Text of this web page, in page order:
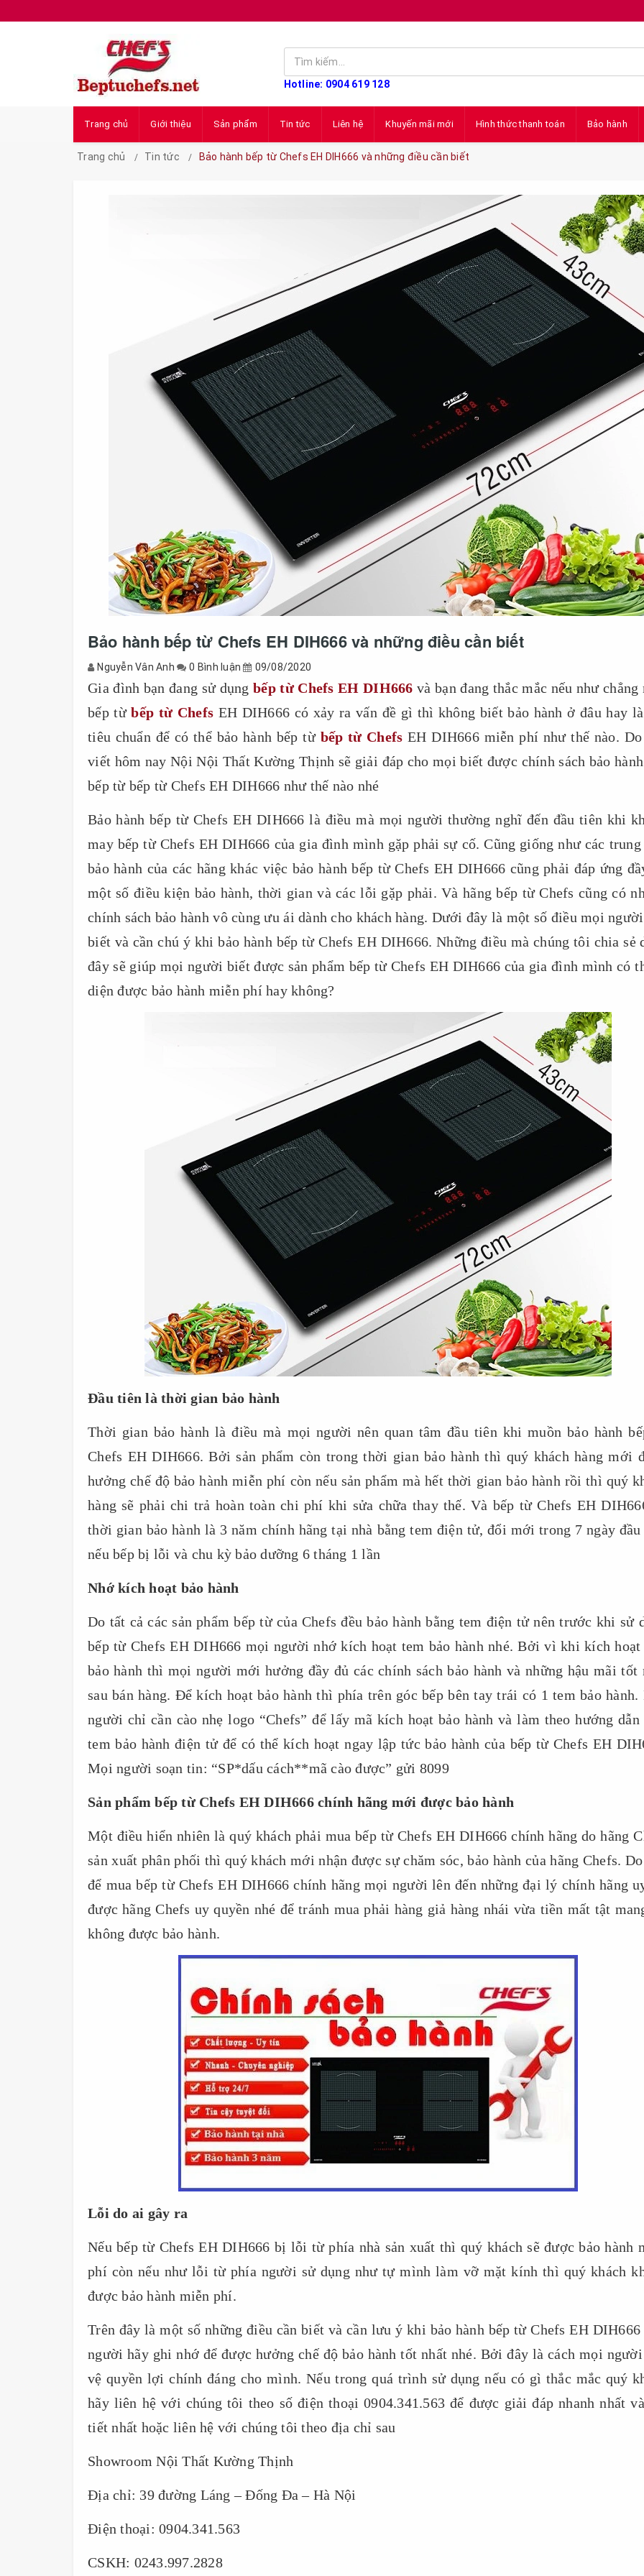
Hotline: 0904 619 128
Trang chủ Giới thiệu Sản phẩm Tin tức Liên hệ Khuyến mãi mới Hình thức thanh toán Bảo hành
Trang chủ Tin tức Bảo hành bếp từ Chefs EH DIH666 và những điều cần biết
Bảo hành bếp từ Chefs EH DIH666 và những điều cần biết
Nguyễn Vân Anh 0 Bình luận 09/08/2020
Gia đình bạn đang sử dụng bếp từ Chefs EH DIH666 và bạn đang thắc mắc nếu như chẳng
bếp từbếp từ Chefs EH DIH666 có xảy ra vấn đề gì thì không biết bảo hành ở đâu hay
tiêu chuẩn để có thể bảo hành bếp từ bếp từ Chefs EH DIH666 miễn phí như thế nào.
viết hôm nay Nội Nội Thất Kường Thịnh sẽ giải đáp cho mọi biết được chính sách bảo
bếp từ bếp từ Chefs EH DIH666 như thế nào nhé
Bảo hành bếp từ Chefs EH DIH666 là điều mà mọi người thường nghĩ đến đầu tiên khi
may bếp từ Chefs EH DIH666 của gia đình mình gặp phải sự cố. Cũng giống như các
bảo hành của các hãng khác việc bảo hành bếp từ Chefs EH DIH666 cũng phải đáp ứng
một số điều kiện bảo hành, thời gian và các lỗi gặp phải. Và hãng bếp từ Chefs cũng có
chính sách bảo hành vô cùng ưu ái dành cho khách hàng. Dưới đây là một số điều mọi
biết và cần chú ý khi bảo hành bếp từ Chefs EH DIH666. Những điều mà chúng tôi chia sẻ
đây sẽ giúp mọi người biết được sản phẩm bếp từ Chefs EH DIH666 của gia đình mình có
diện được bảo hành miễn phí hay không?
Đầu tiên là thời gian bảo hành
Thời gian bảo hành là điều mà mọi người nên quan tâm đầu tiên khi muồn bảo hành
Chefs EH DIH666. Bởi sản phẩm còn trong thời gian bảo hành thì quý khách hàng mới
hưởng chế độ bảo hành miễn phí còn nếu sản phẩm mà hết thời gian bảo hành rồi thì quý
hàng sẽ phải chi trả hoàn toàn chi phí khi sửa chữa thay thế. Và bếp từ Chefs EH
thời gian bảo hành là 3 năm chính hãng tại nhà bằng tem điện tử, đổi mới trong 7 ngày
nếu bếp bị lỗi và chu kỳ bảo dưỡng 6 tháng 1 lần
Nhớ kích hoạt bảo hành
Do tất cả các sản phẩm bếp từ của Chefs đều bảo hành bằng tem điện tử nên trước khi sử
bếp từ Chefs EH DIH666 mọi người nhớ kích hoạt tem bảo hành nhé. Bởi vì khi kích hoạt
bảo hành thì mọi người mới hưởng đầy đủ các chính sách bảo hành và những hậu mãi tốt
sau bán hàng. Để kích hoạt bảo hành thì phía trên góc bếp bên tay trái có 1 tem bảo
người chỉ cần cào nhẹ logo “Chefs” để lấy mã kích hoạt bảo hành và làm theo hướng dẫn
tem bảo hành điện tử để có thể kích hoạt ngay lập tức bảo hành của bếp từ Chefs EH
Mọi người soạn tin: “SP*dấu cách**mã cào được” gửi 8099
Sản phẩm bếp từ Chefs EH DIH666 chính hãng mới được bảo hành
Một điều hiển nhiên là quý khách phải mua bếp từ Chefs EH DIH666 chính hãng do hãng
sản xuất phân phối thì quý khách mới nhận được sự chăm sóc, bảo hành của hãng Chefs.
để mua bếp từ Chefs EH DIH666 chính hãng mọi người lên đến những đại lý chính hãng
được hãng Chefs uy quyền nhé để tránh mua phải hàng giả hàng nhái vừa tiền mất tật
không được bảo hành.
Lỗi do ai gây ra
Nếu bếp từ Chefs EH DIH666 bị lỗi từ phía nhà sản xuất thì quý khách sẽ được bảo hành
phí còn nếu như lỗi từ phía người sử dụng như tự mình làm vỡ mặt kính thì quý khách
được bảo hành miễn phí.
Trên đây là một số những điều cần biết và cần lưu ý khi bảo hành bếp từ Chefs EH
người hãy ghi nhớ để được hưởng chế độ bảo hành tốt nhất nhé. Bởi đây là cách mọi
vệ quyền lợi chính đáng cho mình. Nếu trong quá trình sử dụng nếu có gì thắc mắc quý
hãy liên hệ với chúng tôi theo số điện thoại 0904.341.563 để được giải đáp nhanh nhất
tiết nhất hoặc liên hệ với chúng tôi theo địa chỉ sau
Showroom Nội Thất Kường Thịnh
Địa chỉ: 39 đường Láng – Đống Đa – Hà Nội
Điện thoại: 0904.341.563
CSKH: 0243.997.2828